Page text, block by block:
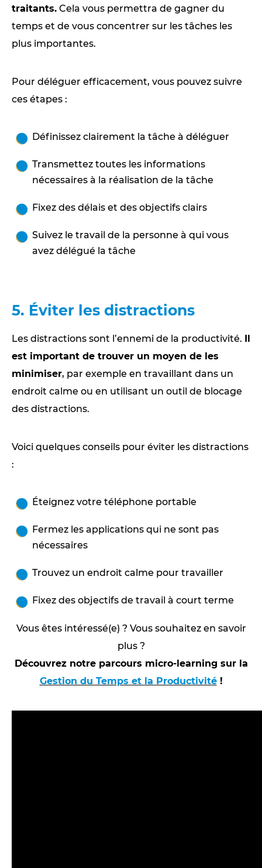
traitants. Cela vous permettra de gagner du
temps et de vous concentrer sur les tâches les
plus importantes.
Pour déléguer efficacement, vous pouvez suivre
ces étapes :
Définissez clairement la tâche à déléguer
Transmettez toutes les informations
nécessaires à la réalisation de la tâche
Fixez des délais et des objectifs clairs
Suivez le travail de la personne à qui vous
avez délégué la tâche
5. Éviter les distractions
Les distractions sont l’ennemi de la productivité. Il
est important de trouver un moyen de les
minimiser, par exemple en travaillant dans un
endroit calme ou en utilisant un outil de blocage
des distractions.
Voici quelques conseils pour éviter les distractions
:
Éteignez votre téléphone portable
Fermez les applications qui ne sont pas
nécessaires
Trouvez un endroit calme pour travailler
Fixez des objectifs de travail à court terme
Vous êtes intéressé(e) ? Vous souhaitez en savoir
plus ?
Découvrez notre parcours micro-learning sur la
Gestion du Temps et la Productivité!